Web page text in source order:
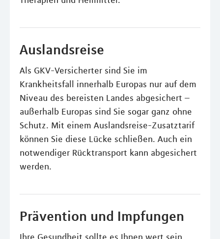
Auslandsreise
Als GKV-Versicherter sind Sie im
Krankheitsfall innerhalb Europas nur auf dem
Niveau des bereisten Landes abgesichert –
außerhalb Europas sind Sie sogar ganz ohne
Schutz. Mit einem Auslandsreise-Zusatztarif
können Sie diese Lücke schließen. Auch ein
notwendiger Rücktransport kann abgesichert
werden.
Prävention und Impfungen